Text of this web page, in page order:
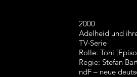
2000
Adelheid und
TV-Serie
Rolle: Toni
Regie: Stefan
ndF – neue